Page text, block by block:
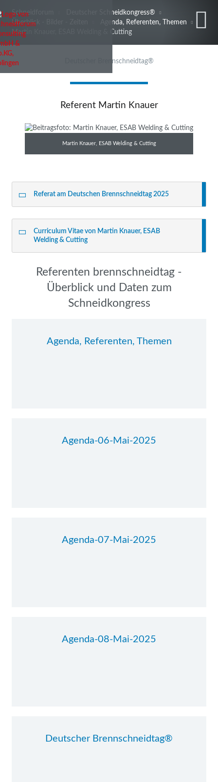
Schneidforum
Deutscher Schneidkongress®
Überblick - Bilder - Zeiten
Agenda, Referenten, Themen
Martin Knauer, ESAB Welding & Cutting
Deutscher Brennschneidtag®
Referent Martin Knauer
Martin Knauer, ESAB Welding & Cutting
Referat am Deutschen Brennschneidtag 2025
Curriculum Vitae von Martin Knauer, ESAB
Welding & Cutting
NavigationReferenten brennschneidtag -
Überblick und Daten zum
Schneidkongress
Agenda, Referenten, Themen
Agenda-06-Mai-2025
Agenda-07-Mai-2025
Agenda-08-Mai-2025
Deutscher Brennschneidtag®